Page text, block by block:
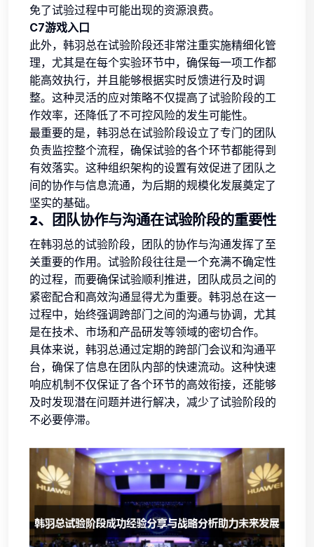
免了试验过程中可能出现的资源浪费。
C7游戏入口
此外，韩羽总在试验阶段还非常注重实施精细化管
理，尤其是在每个实验环节中，确保每一项工作都
能高效执行，并且能够根据实时反馈进行及时调
整。这种灵活的应对策略不仅提高了试验阶段的工
作效率，还降低了不可控风险的发生可能性。
最重要的是，韩羽总在试验阶段设立了专门的团队
负责监控整个流程，确保试验的各个环节都能得到
有效落实。这种组织架构的设置有效促进了团队之
间的协作与信息流通，为后期的规模化发展奠定了
坚实的基础。
2、团队协作与沟通在试验阶段的重要性
在韩羽总的试验阶段，团队的协作与沟通发挥了至
关重要的作用。试验阶段往往是一个充满不确定性
的过程，而要确保试验顺利推进，团队成员之间的
紧密配合和高效沟通显得尤为重要。韩羽总在这一
过程中，始终强调跨部门之间的沟通与协调，尤其
是在技术、市场和产品研发等领域的密切合作。
具体来说，韩羽总通过定期的跨部门会议和沟通平
台，确保了信息在团队内部的快速流动。这种快速
响应机制不仅保证了各个环节的高效衔接，还能够
及时发现潜在问题并进行解决，减少了试验阶段的
不必要停滞。